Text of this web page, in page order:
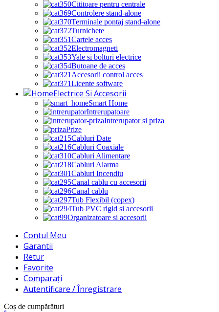
Cititoare pentru centrale
Controlere stand-alone
Terminale pontaj stand-alone
Turnichete
Cartele acces
Electromagneti
Yale si bolturi electrice
Butoane de acces
Accesorii control acces
Licente software
Electrice Si Accesorii
Smart Home
Intrerupatoare
Intrerupator si priza
Prize
Cabluri Date
Cabluri Coaxiale
Cabluri Alimentare
Cabluri Alarma
Cabluri Incendiu
Canal cablu cu accesorii
Canal cablu
Tub Flexibil (copex)
Tub PVC rigid si accesorii
Organizatoare si accesorii
Contul Meu
Garantii
Retur
Favorite
Comparați
Autentificare / Înregistrare
Coș de cumpărături